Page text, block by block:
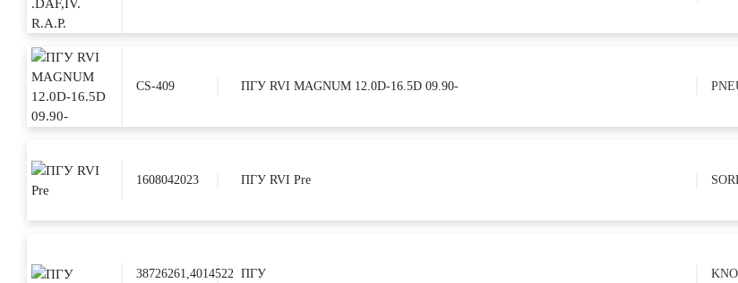
CS-409 ПГУ RVI MAGNUM 12.0D-16.5D 09.90-
1608042023 ПГУ RVI Pre
38726261,4014522 ПГУ